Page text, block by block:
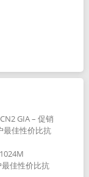
GIA – 促销
最佳性价比抗
佳性价比抗